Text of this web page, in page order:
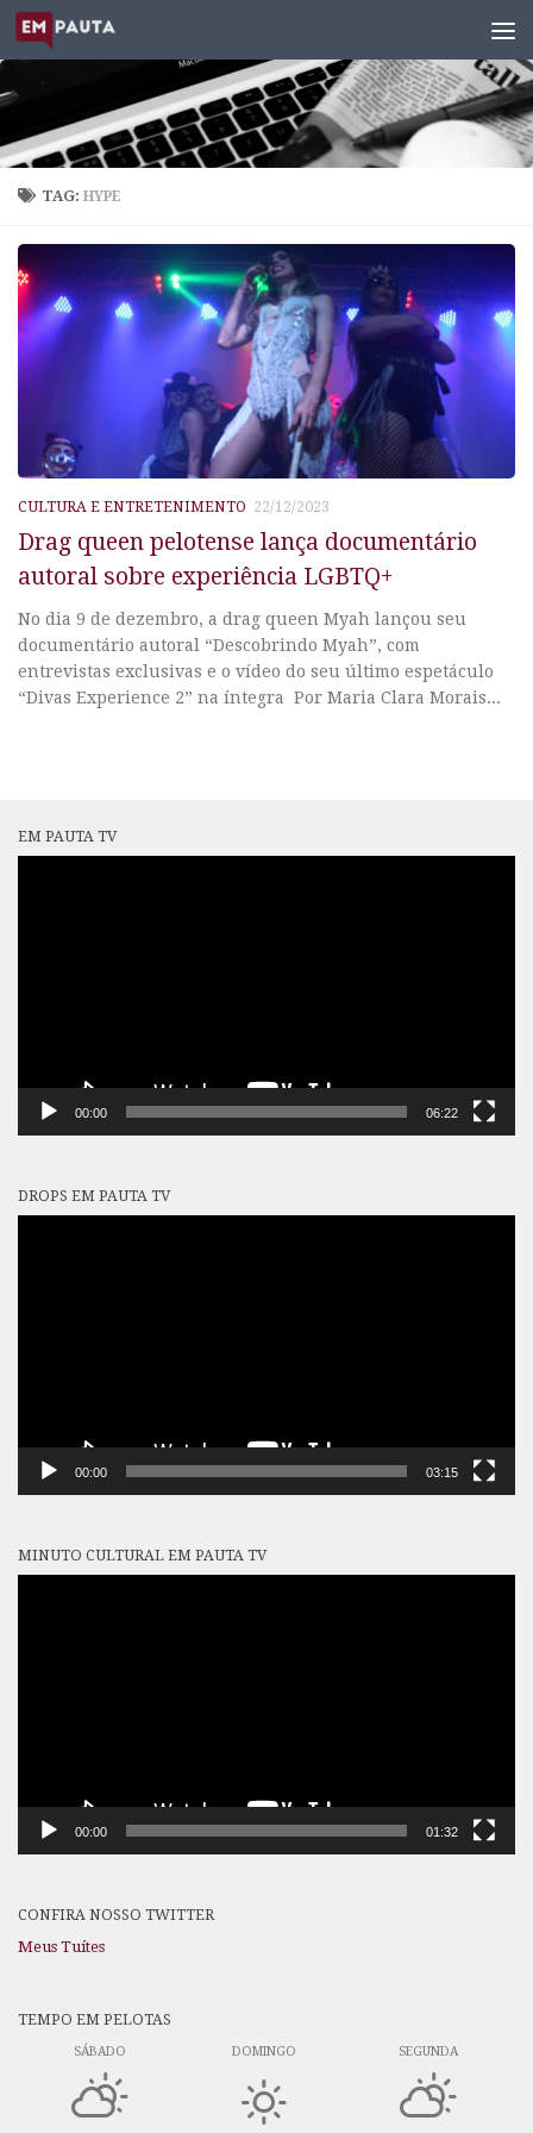
Skip to content
TAG:HYPE
CULTURA E ENTRETENIMENTO 22/12/2023
Drag queen pelotense lança documentário
autoral sobre experiência LGBTQ+
No dia 9 de dezembro, a drag queen Myah lançou seu
documentário autoral “Descobrindo Myah”, com
entrevistas exclusivas e o vídeo do seu último espetáculo
“Divas Experience 2” na íntegra Por Maria Clara Morais...
EM PAUTA TV
00:00 06:22
DROPS EM PAUTA TV
00:00 03:15
MINUTO CULTURAL EM PAUTA TV
00:00 01:32
CONFIRA NOSSO TWITTER
Meus Tuítes
TEMPO EM PELOTAS
SÁBADO DOMINGO SEGUNDA